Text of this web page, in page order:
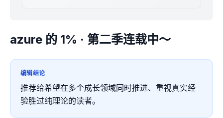
azure 的 1% · 第二季连载中～
编辑结论
推荐给希望在多个成长领域同时推进、重视真实经
验胜过纯理论的读者。